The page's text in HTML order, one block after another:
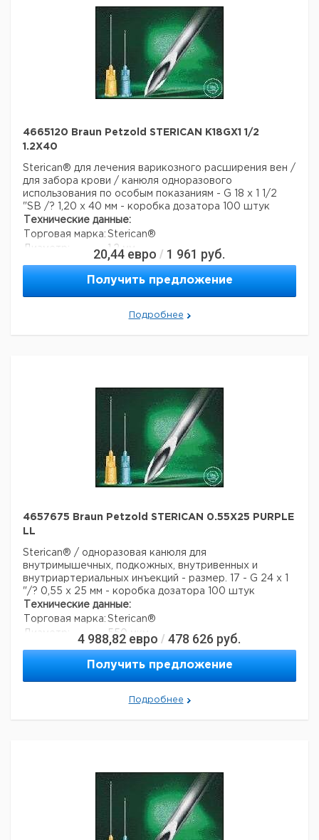
4665120 Braun Petzold STERICAN K18GX1 1/2
1.2X40
Sterican® для лечения варикозного расширения вен /
для забора крови / канюля одноразового
использования по особым показаниям - G 18 x 1 1/2
"SB /? 1,20 x 40 мм - коробка дозатора 100 штук
Технические данные:
Торговая марка: Sterican®
Диаметр:
1,2 мм
40 мм
1,6 г
Страна происхождения:Малайзия
20,44 евро / 1 961 руб.
Получить предложение
Подробнее
4657675 Braun Petzold STERICAN 0.55X25 PURPLE
LL
Sterican® / одноразовая канюля для
внутримышечных, подкожных, внутривенных и
внутриартериальных инъекций - размер. 17 - G 24 x 1
"/? 0,55 x 25 мм - коробка дозатора 100 штук
Технические данные:
Торговая марка: Sterican®
Диаметр:
550 мкм
25 мм
1,4 г
Страна происхождения:Малайзия
4 988,82 евро / 478 626 руб.
Получить предложение
Подробнее